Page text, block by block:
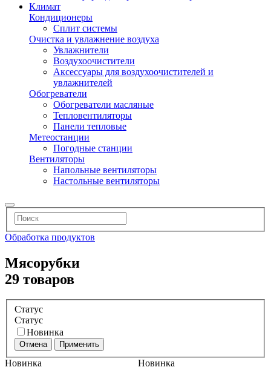
Климат
Кондиционеры
Сплит системы
Очистка и увлажнение воздуха
Увлажнители
Воздухоочистители
Аксессуары для воздухоочистителей и
увлажнителей
Обогреватели
Обогреватели масляные
Тепловентиляторы
Панели тепловые
Метеостанции
Погодные станции
Вентиляторы
Напольные вентиляторы
Настольные вентиляторы
Обработка продуктов
Мясорубки
29 товаров
Статус
Статус
Новинка
Отмена Применить
Новинка Новинка